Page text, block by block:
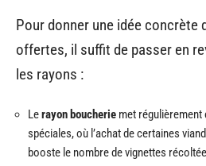
Pour donner une idée concrète
offertes, il suffit de passer en
les rayons :
Lerayon boucherie met
spéciales, où l’achat de certaines
booste le nombre de vignettes